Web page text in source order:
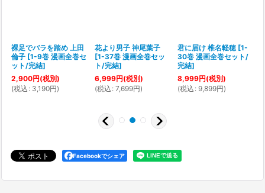
裸足でバラを踏め 上田
倫子 [1-9巻 漫画全巻セ
ット/完結]
2,900円(税別)
(税込 : 3,190円)
花より男子 神尾葉子
[1-37巻 漫画全巻セッ
ト/完結]
6,999円(税別)
(税込 : 7,699円)
君に届け 椎名軽穂 [1-
30巻 漫画全巻セット/
完結]
8,999円(税別)
(税込 : 9,899円)
Facebookでシェア